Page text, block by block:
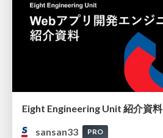
Eight Engineering Unit 紹介資料
sansan33
PRO